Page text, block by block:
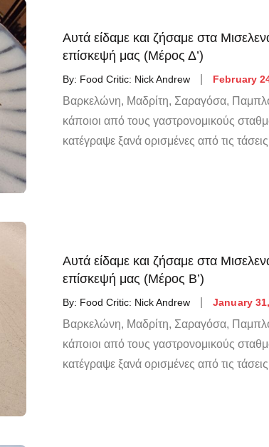
Αυτά είδαμε και ζήσαμε στα
επίσκεψή μας (Μέρος Δ’)
By: Food Critic: Nick Andrew February
Βαρκελώνη, Μαδρίτη, Σαραγόσα,
κάποιοι από τους γαστρονομικούς
κατέγραψε ξανά ορισμένες από τις
Αυτά είδαμε και ζήσαμε στα
επίσκεψή μας (Μέρος Β’)
By: Food Critic: Nick Andrew January
Βαρκελώνη, Μαδρίτη, Σαραγόσα,
κάποιοι από τους γαστρονομικούς
κατέγραψε ξανά ορισμένες από τις